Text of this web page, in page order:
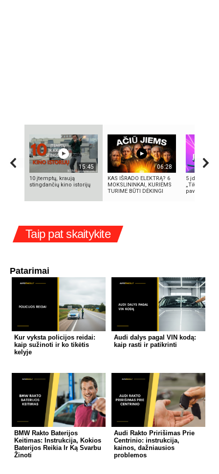
15:45
10 įtemptų, kraują
stingdančių kino istorijų
06:28
KAS IŠRADO ELEKTRĄ? 6
MOKSLININKAI, KURIEMS
TURIME BŪTI DĖKINGI
5 įdomūs
„TikTok“: ką
Taip pat skaitykite
Patarimai
Kur vyksta policijos reidai:
kaip sužinoti ir ko tikėtis
kelyje
Audi dalys pagal VIN kodą:
kaip rasti ir patikrinti
BMW Rakto Baterijos
Keitimas: Instrukcija, Kokios
Baterijos Reikia Ir Ką Svarbu
Žinoti
Audi Rakto Pririšimas Prie
Centrinio: instrukcija,
kainos, dažniausios
problemos